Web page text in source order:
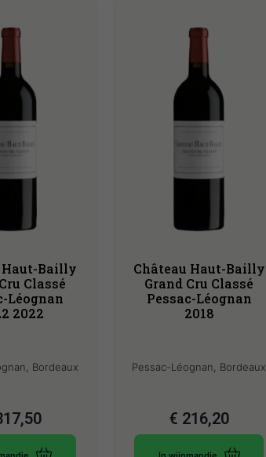
Haut-Bailly
Classé
Léognan
2022
Bordeaux
Château Haut-Bailly
Grand Cru Classé
Pessac-Léognan
2018
Pessac-Léognan, Bordeaux
€ 216,20